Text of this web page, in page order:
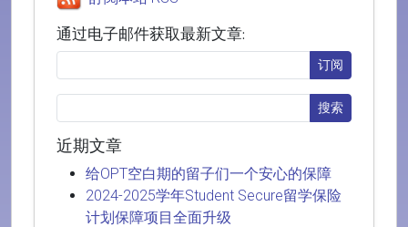
通过电子邮件获取最新文章:
近期文章
给OPT空白期的留子们一个安心的保障
2024-2025学年Student Secure留学保险
计划保障项目全面升级